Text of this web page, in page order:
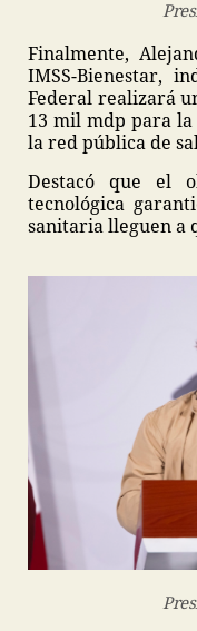
Finalmente,
IMSS-Bienestar,
Federal realizará
13 mil mdp para
la red pública de
Destacó que el
tecnológica
sanitaria lleguen a